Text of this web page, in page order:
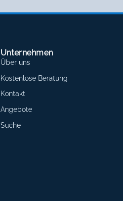
Unternehmen
Über uns
Kostenlose Beratung
Kontakt
Angebote
Suche